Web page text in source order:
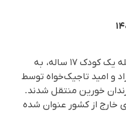
سه شهروند ساکن ورامین، از جمله یک کودک ۱۷ ساله، به
و امید تاجیک‌خواه توسط
خورین منتقل شدند.
خارج از کشور عنوان شده